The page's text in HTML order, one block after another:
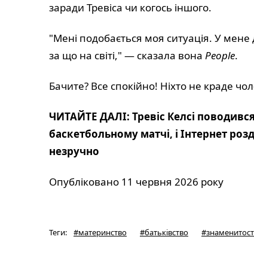
заради Тревіса чи когось іншого.
"Мені подобається моя ситуація. У мене
за що на світі," — сказала вона People.
Бачите? Все спокійно! Ніхто не краде
ЧИТАЙТЕ ДАЛІ: Тревіс Келсі
баскетбольному матчі, і Інтернет
незручно
Опубліковано 11 червня 2026 року
Теги: #материнство #батьківство #